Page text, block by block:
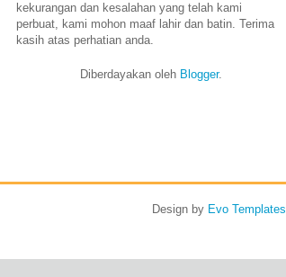
kekurangan dan kesalahan yang telah kami
perbuat, kami mohon maaf lahir dan batin. Terima
kasih atas perhatian anda.
Diberdayakan oleh Blogger.
Design by Evo Templates